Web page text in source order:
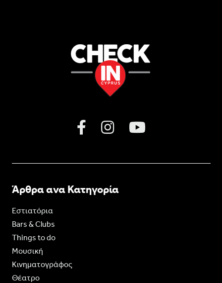
Άρθρα ανα Κατηγορία
Εστιατόρια
Bars & Clubs
Things to do
Moυσική
Κινηματογράφος
Θέατρο